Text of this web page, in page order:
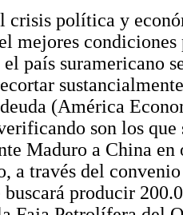
crisis política y
mejores
país suramericano
(América
son los
Maduro a China
a través del
buscará producir